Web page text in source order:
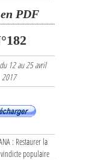
PDF
12 au 25 avril
2017
: Restaurer la
populaire